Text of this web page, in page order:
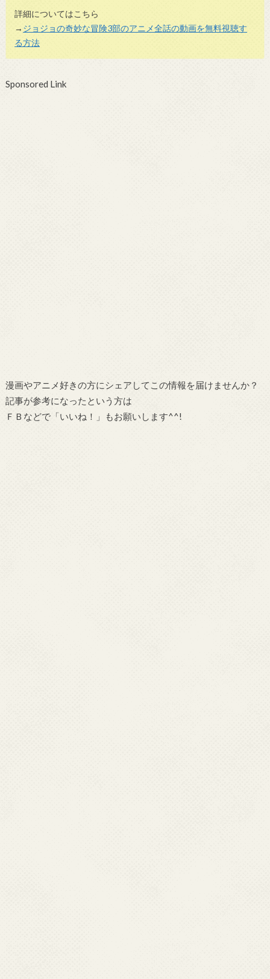
詳細についてはこちら
→ ジョジョの奇妙な冒険3部のアニメ全話の動画を無料視聴す
る方法
Sponsored Link
漫画やアニメ好きの方にシェアしてこの情報を届けませんか？
記事が参考になったという方は
ＦＢなどで「いいね！ 」もお願いします^^!